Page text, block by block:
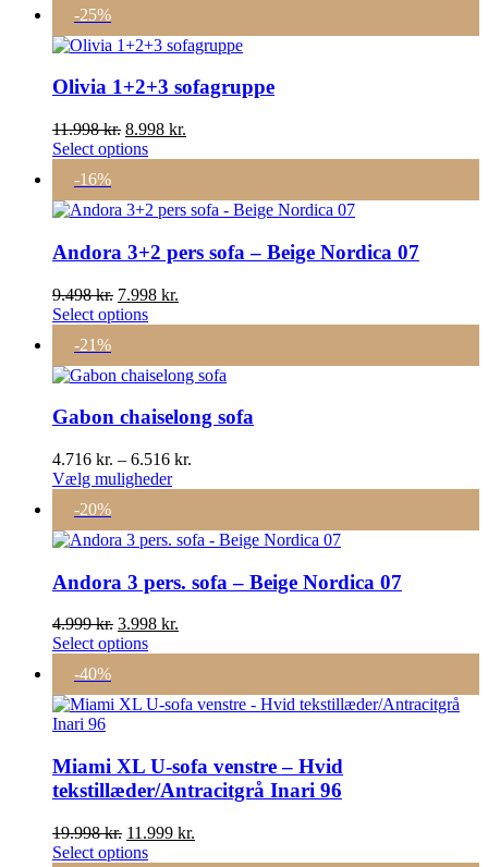
9.999 kr..7.998 kr..
-25%
Olivia 1+2+3 sofagruppe
11.998kr. Den
oprindelige
11.998 kr..
8.998 kr.
8.998 kr..
Select options
-16%
Andora 3+2 pers sofa – Beige Nordica 07
9.498kr. Den
oprindelige
9.498 kr..
7.998 kr.
7.998 kr..
Select options
-21%
Gabon chaiselong sofa
4.716 kr. – 6.516 kr.
Vælg muligheder
Dette
flere
Mulighederne
kan
vælges
på
varesiden
-20%
Andora 3 pers. sofa – Beige Nordica 07
4.999kr. Den
oprindelige
4.999 kr..
3.998 kr.
3.998 kr..
Select options
-40%
Miami XL U-sofa venstre – Hvid
tekstillæder/Antracitgrå Inari 96
19.998kr. Den
oprindelige
11.999 kr.
Select options